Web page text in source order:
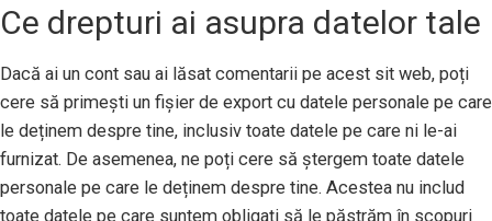
Ce drepturi ai asupra datelor tale
Dacă ai un cont sau ai lăsat comentarii pe acest sit web, poți
cere să primești un fișier de export cu datele personale pe care
le deținem despre tine, inclusiv toate datele pe care ni le-ai
furnizat. De asemenea, ne poți cere să ștergem toate datele
personale pe care le deținem despre tine. Acestea nu includ
toate datele pe care suntem obligați să le păstrăm în scopuri